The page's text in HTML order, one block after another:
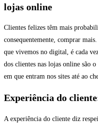
lojas online
Clientes felizes têm mais
consequentemente, comprar
que vivemos no digital, é cada
dos clientes nas lojas online são
em que entram nos sites até ao
Experiência do
A experiência do cliente diz